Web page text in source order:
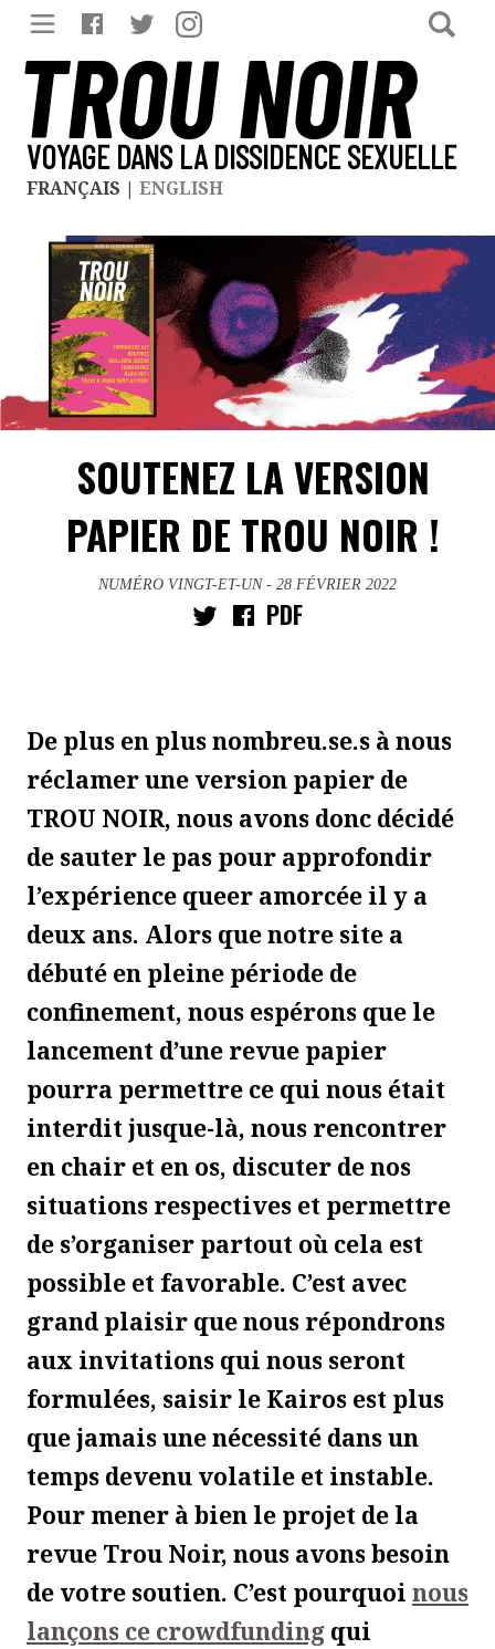
TROU NOIR
VOYAGE DANS LA DISSIDENCE SEXUELLE
FRANÇAIS | ENGLISH
SOUTENEZ LA VERSION
PAPIER DE TROU NOIR !
NUMÉRO VINGT-ET-UN - 28 FÉVRIER 2022
PDF
De plus en plus nombreu.se.s à nous
réclamer une version papier de
TROU NOIR, nous avons donc décidé
de sauter le pas pour approfondir
l’expérience queer amorcée il y a
deux ans. Alors que notre site a
débuté en pleine période de
confinement, nous espérons que le
lancement d’une revue papier
pourra permettre ce qui nous était
interdit jusque-là, nous rencontrer
en chair et en os, discuter de nos
situations respectives et permettre
de s’organiser partout où cela est
possible et favorable. C’est avec
grand plaisir que nous répondrons
aux invitations qui nous seront
formulées, saisir le Kairos est plus
que jamais une nécessité dans un
temps devenu volatile et instable.
Pour mener à bien le projet de la
revue Trou Noir, nous avons besoin
de votre soutien. C’est pourquoi nous
lançons ce crowdfunding qui